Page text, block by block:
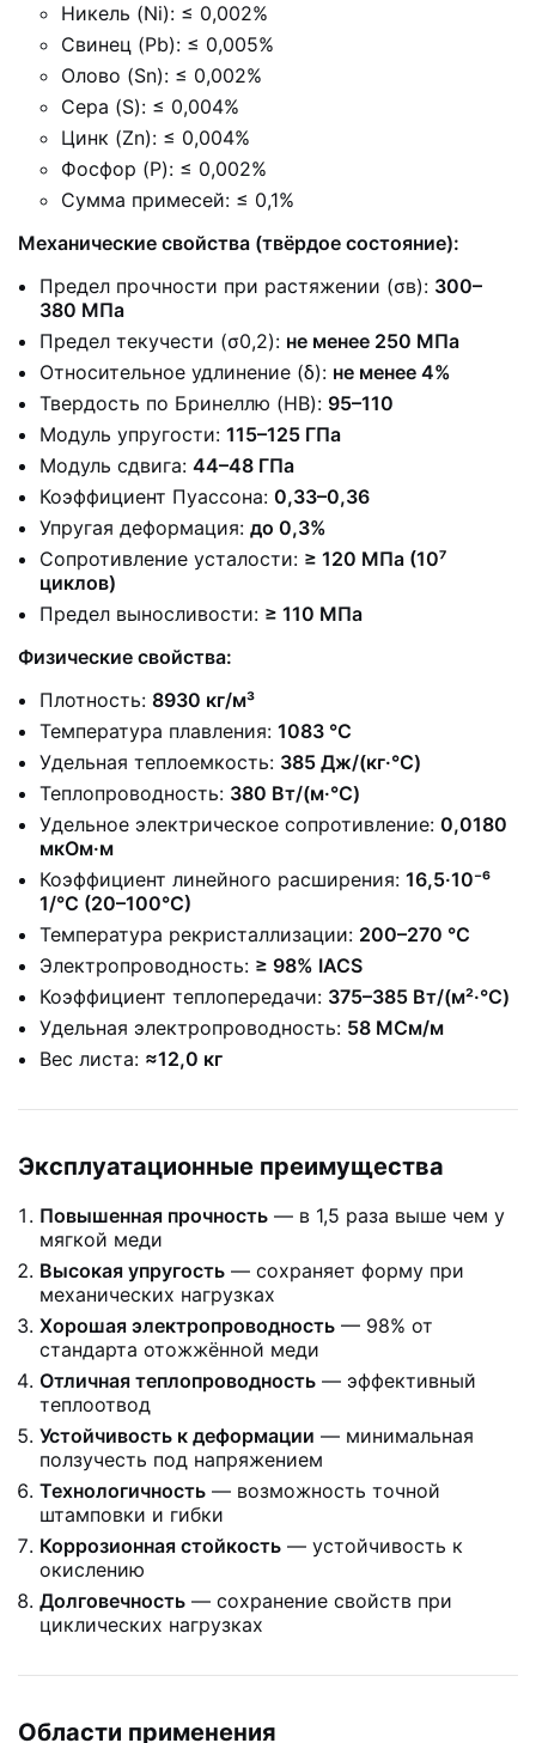
Никель (Ni): ≤ 0,002%
Свинец (Pb): ≤ 0,005%
Олово (Sn): ≤ 0,002%
Сера (S): ≤ 0,004%
Цинк (Zn): ≤ 0,004%
Фосфор (P): ≤ 0,002%
Сумма примесей: ≤ 0,1%
Механические свойства (твёрдое состояние):
Предел прочности при растяжении (σв): 300–
380 МПа
Предел текучести (σ0,2): не менее 250 МПа
Относительное удлинение (δ): не менее 4%
Твердость по Бринеллю (HB): 95–110
Модуль упругости: 115–125 ГПа
Модуль сдвига: 44–48 ГПа
Коэффициент Пуассона: 0,33–0,36
Упругая деформация: до 0,3%
Сопротивление усталости: ≥ 120 МПа (10⁷
циклов)
Предел выносливости: ≥ 110 МПа
Физические свойства:
Плотность: 8930 кг/м³
Температура плавления: 1083 °C
Удельная теплоемкость: 385 Дж/(кг·°C)
Теплопроводность: 380 Вт/(м·°C)
Удельное электрическое сопротивление: 0,0180
мкОм·м
Коэффициент линейного расширения: 16,5·10⁻⁶
1/°C (20–100°C)
Температура рекристаллизации: 200–270 °C
Электропроводность: ≥ 98% IACS
Коэффициент теплопередачи: 375–385 Вт/(м²·°C)
Удельная электропроводность: 58 МСм/м
Вес листа: ≈12,0 кг
Эксплуатационные преимущества
Повышенная прочность — в 1,5 раза выше чем у
мягкой меди
Высокая упругость — сохраняет форму при
механических нагрузках
Хорошая электропроводность — 98% от
стандарта отожжённой меди
Отличная теплопроводность — эффективный
теплоотвод
Устойчивость к деформации — минимальная
ползучесть под напряжением
Технологичность — возможность точной
штамповки и гибки
Коррозионная стойкость — устойчивость к
окислению
Долговечность — сохранение свойств при
циклических нагрузках
Области применения